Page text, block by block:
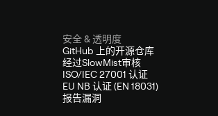
安全 & 透明度
GitHub 上的开源仓库
经过SlowMist审核
ISO/IEC 27001 认证
EU NB 认证 (EN 18031)
报告漏洞